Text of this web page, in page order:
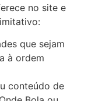
no site e
que sejam
à ordem
conteúdo de